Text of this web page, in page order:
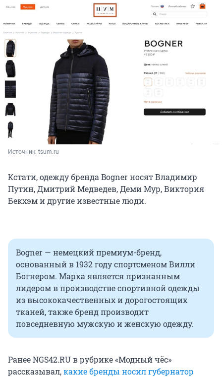
Источник: tsum.ru
Кстати, одежду бренда Bogner носят Владимир
Путин, Дмитрий Медведев, Деми Мур, Виктория
Бекхэм и другие известные люди.
Bogner — немецкий премиум-бренд,
основанный в 1932 году спортсменом Вилли
Богнером. Марка является признанным
лидером в производстве спортивной одежды
из высококачественных и дорогостоящих
тканей, также бренд производит
повседневную мужскую и женскую одежду.
Ранее NGS42.RU в рубрике «Модный чёс»
рассказывал,какие бренды носил губернатор